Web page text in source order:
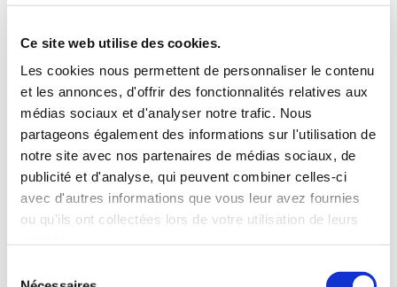
Ce site web utilise des cookies.
Les cookies nous permettent de personnaliser le contenu
et les annonces, d'offrir des fonctionnalités relatives aux
médias sociaux et d'analyser notre trafic. Nous
partageons également des informations sur l'utilisation de
notre site avec nos partenaires de médias sociaux, de
publicité et d'analyse, qui peuvent combiner celles-ci
avec d'autres informations que vous leur avez fournies
ou qu'ils ont collectées lors de votre utilisation de leurs
INCLUS À LA LOCATION
Killométrage illimité
Assurance tous risques (hors franchise)
Carburant : plein à rendre plein
CONDITIONS DE LOCATION
Age minimum :20 ans